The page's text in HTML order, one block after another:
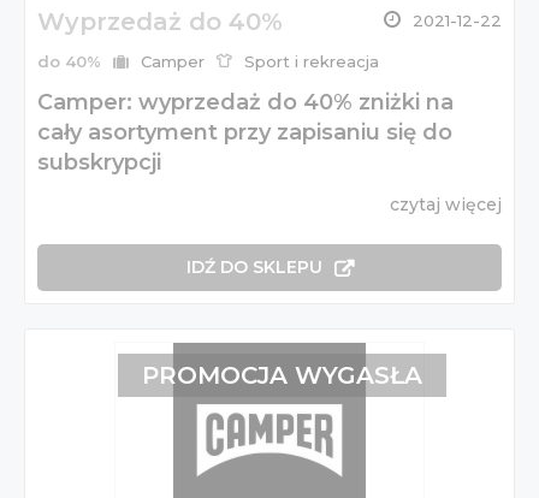
Wyprzedaż do 40% 2021-12-22
do 40% Camper Sport i rekreacja
Camper: wyprzedaż do 40% zniżki na
cały asortyment przy zapisaniu się do
subskrypcji
czytaj więcej
IDŹ DO SKLEPU
PROMOCJA WYGASŁA